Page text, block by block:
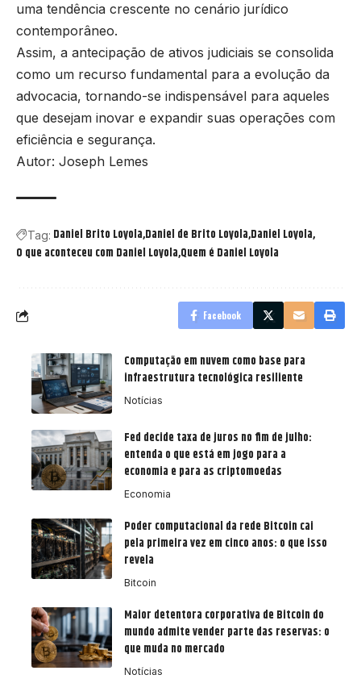
uma tendência crescente no cenário jurídico
contemporâneo.
Assim, a antecipação de ativos judiciais se consolida
como um recurso fundamental para a evolução da
advocacia, tornando-se indispensável para aqueles
que desejam inovar e expandir suas operações com
eficiência e segurança.
Autor: Joseph Lemes
Tag: Daniel Brito Loyola Daniel de Brito Loyola Daniel Loyola
O que aconteceu com Daniel Loyola Quem é Daniel Loyola
Facebook
Computação em nuvem como base para
infraestrutura tecnológica resiliente
Notícias
Fed decide taxa de juros no fim de julho:
entenda o que está em jogo para a
economia e para as criptomoedas
Economia
Poder computacional da rede Bitcoin cai
pela primeira vez em cinco anos: o que isso
revela
Bitcoin
Maior detentora corporativa de Bitcoin do
mundo admite vender parte das reservas: o
que muda no mercado
Notícias